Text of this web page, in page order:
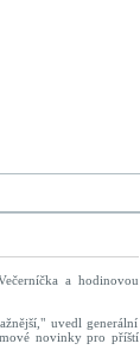
a hodinovou
uvedl generální
novinky pro příští